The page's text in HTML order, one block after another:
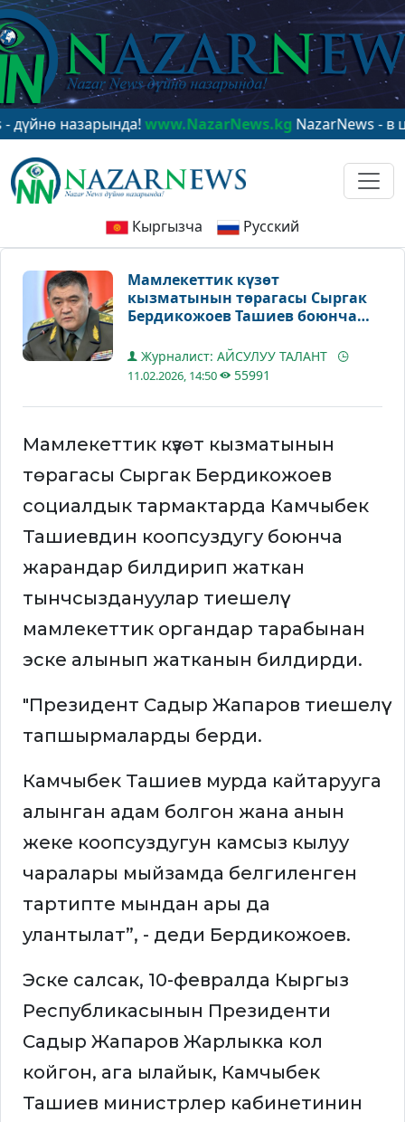
назарында!www.NazarNews.kgNazarNews - в
Кыргызча Русский
Мамлекеттик күзөт
кызматынын төрагасы Сыргак
Бердикожоев Ташиев боюнча
Журналист: АЙСУЛУУ ТАЛАНТ
11.02.2026, 14:50 55991
Мамлекеттик күзөт кызматынын
төрагасы Сыргак Бердикожоев
социалдык тармактарда Камчыбек
Ташиевдин коопсуздугу боюнча
жарандар билдирип жаткан
тынчсыздануулар тиешелүү
мамлекеттик органдар тарабынан
эске алынып жатканын билдирди.
"Президент Садыр Жапаров тиешелүү
тапшырмаларды берди.
Камчыбек Ташиев мурда кайтарууга
алынган адам болгон жана анын
жеке коопсуздугун камсыз кылуу
чаралары мыйзамда белгиленген
тартипте мындан ары да
улантылат”, - деди Бердикожоев.
Эске салсак, 10-февралда Кыргыз
Республикасынын Президенти
Садыр Жапаров Жарлыкка кол
койгон, ага ылайык, Камчыбек
Ташиев министрлер кабинетинин